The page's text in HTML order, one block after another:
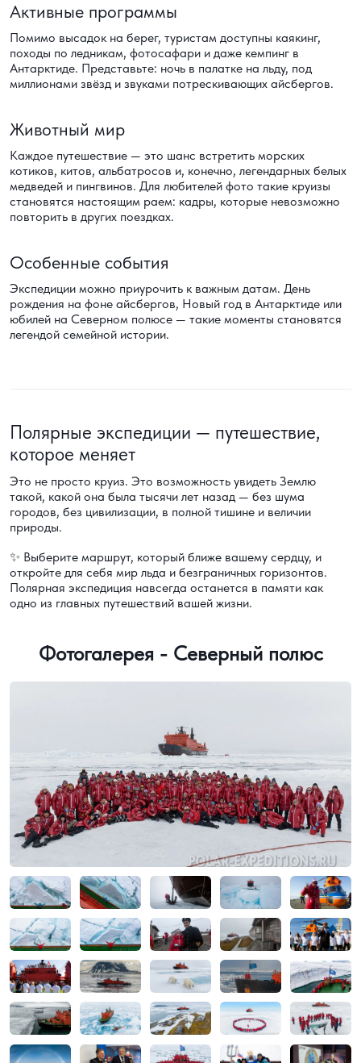
Активные программы
Помимо высадок на берег, туристам доступны каякинг,
походы по ледникам, фотосафари и даже кемпинг в
Антарктиде. Представьте: ночь в палатке на льду, под
миллионами звёзд и звуками потрескивающих айсбергов.
Животный мир
Каждое путешествие — это шанс встретить морских
котиков, китов, альбатросов и, конечно, легендарных белых
медведей и пингвинов. Для любителей фото такие круизы
становятся настоящим раем: кадры, которые невозможно
повторить в других поездках.
Особенные события
Экспедиции можно приурочить к важным датам. День
рождения на фоне айсбергов, Новый год в Антарктиде или
юбилей на Северном полюсе — такие моменты становятся
легендой семейной истории.
Полярные экспедиции — путешествие,
которое меняет
Это не просто круиз. Это возможность увидеть Землю
такой, какой она была тысячи лет назад — без шума
городов, без цивилизации, в полной тишине и величии
природы.
✨ Выберите маршрут, который ближе вашему сердцу, и
откройте для себя мир льда и безграничных горизонтов.
Полярная экспедиция навсегда останется в памяти как
одно из главных путешествий вашей жизни.
Фотогалерея - Северный полюс